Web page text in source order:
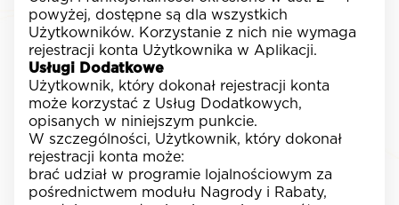
powyżej, dostępne są dla wszystkich
Użytkowników. Korzystanie z nich nie wymaga
rejestracji konta Użytkownika w Aplikacji.
Usługi Dodatkowe
Użytkownik, który dokonał rejestracji konta
może korzystać z Usług Dodatkowych,
opisanych w niniejszym punkcie.
W szczególności, Użytkownik, który dokonał
rejestracji konta może:
brać udział w programie lojalnościowym za
pośrednictwem modułu Nagrody i Rabaty,